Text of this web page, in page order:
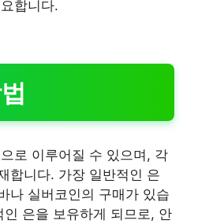
합니다.
로 이루어질 수 있으며, 각
합니다. 가장 일반적인 은
나 실버코인의 구매가 있습
은을 보유하게 되므로, 안